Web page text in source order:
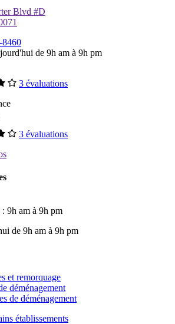
Blvd #D
8460
de 9h am à 9h pm
3 évaluations
3 évaluations
9h am à 9h pm
de 9h am à 9h pm
et remorquage
déménagement
de déménagement
établissements